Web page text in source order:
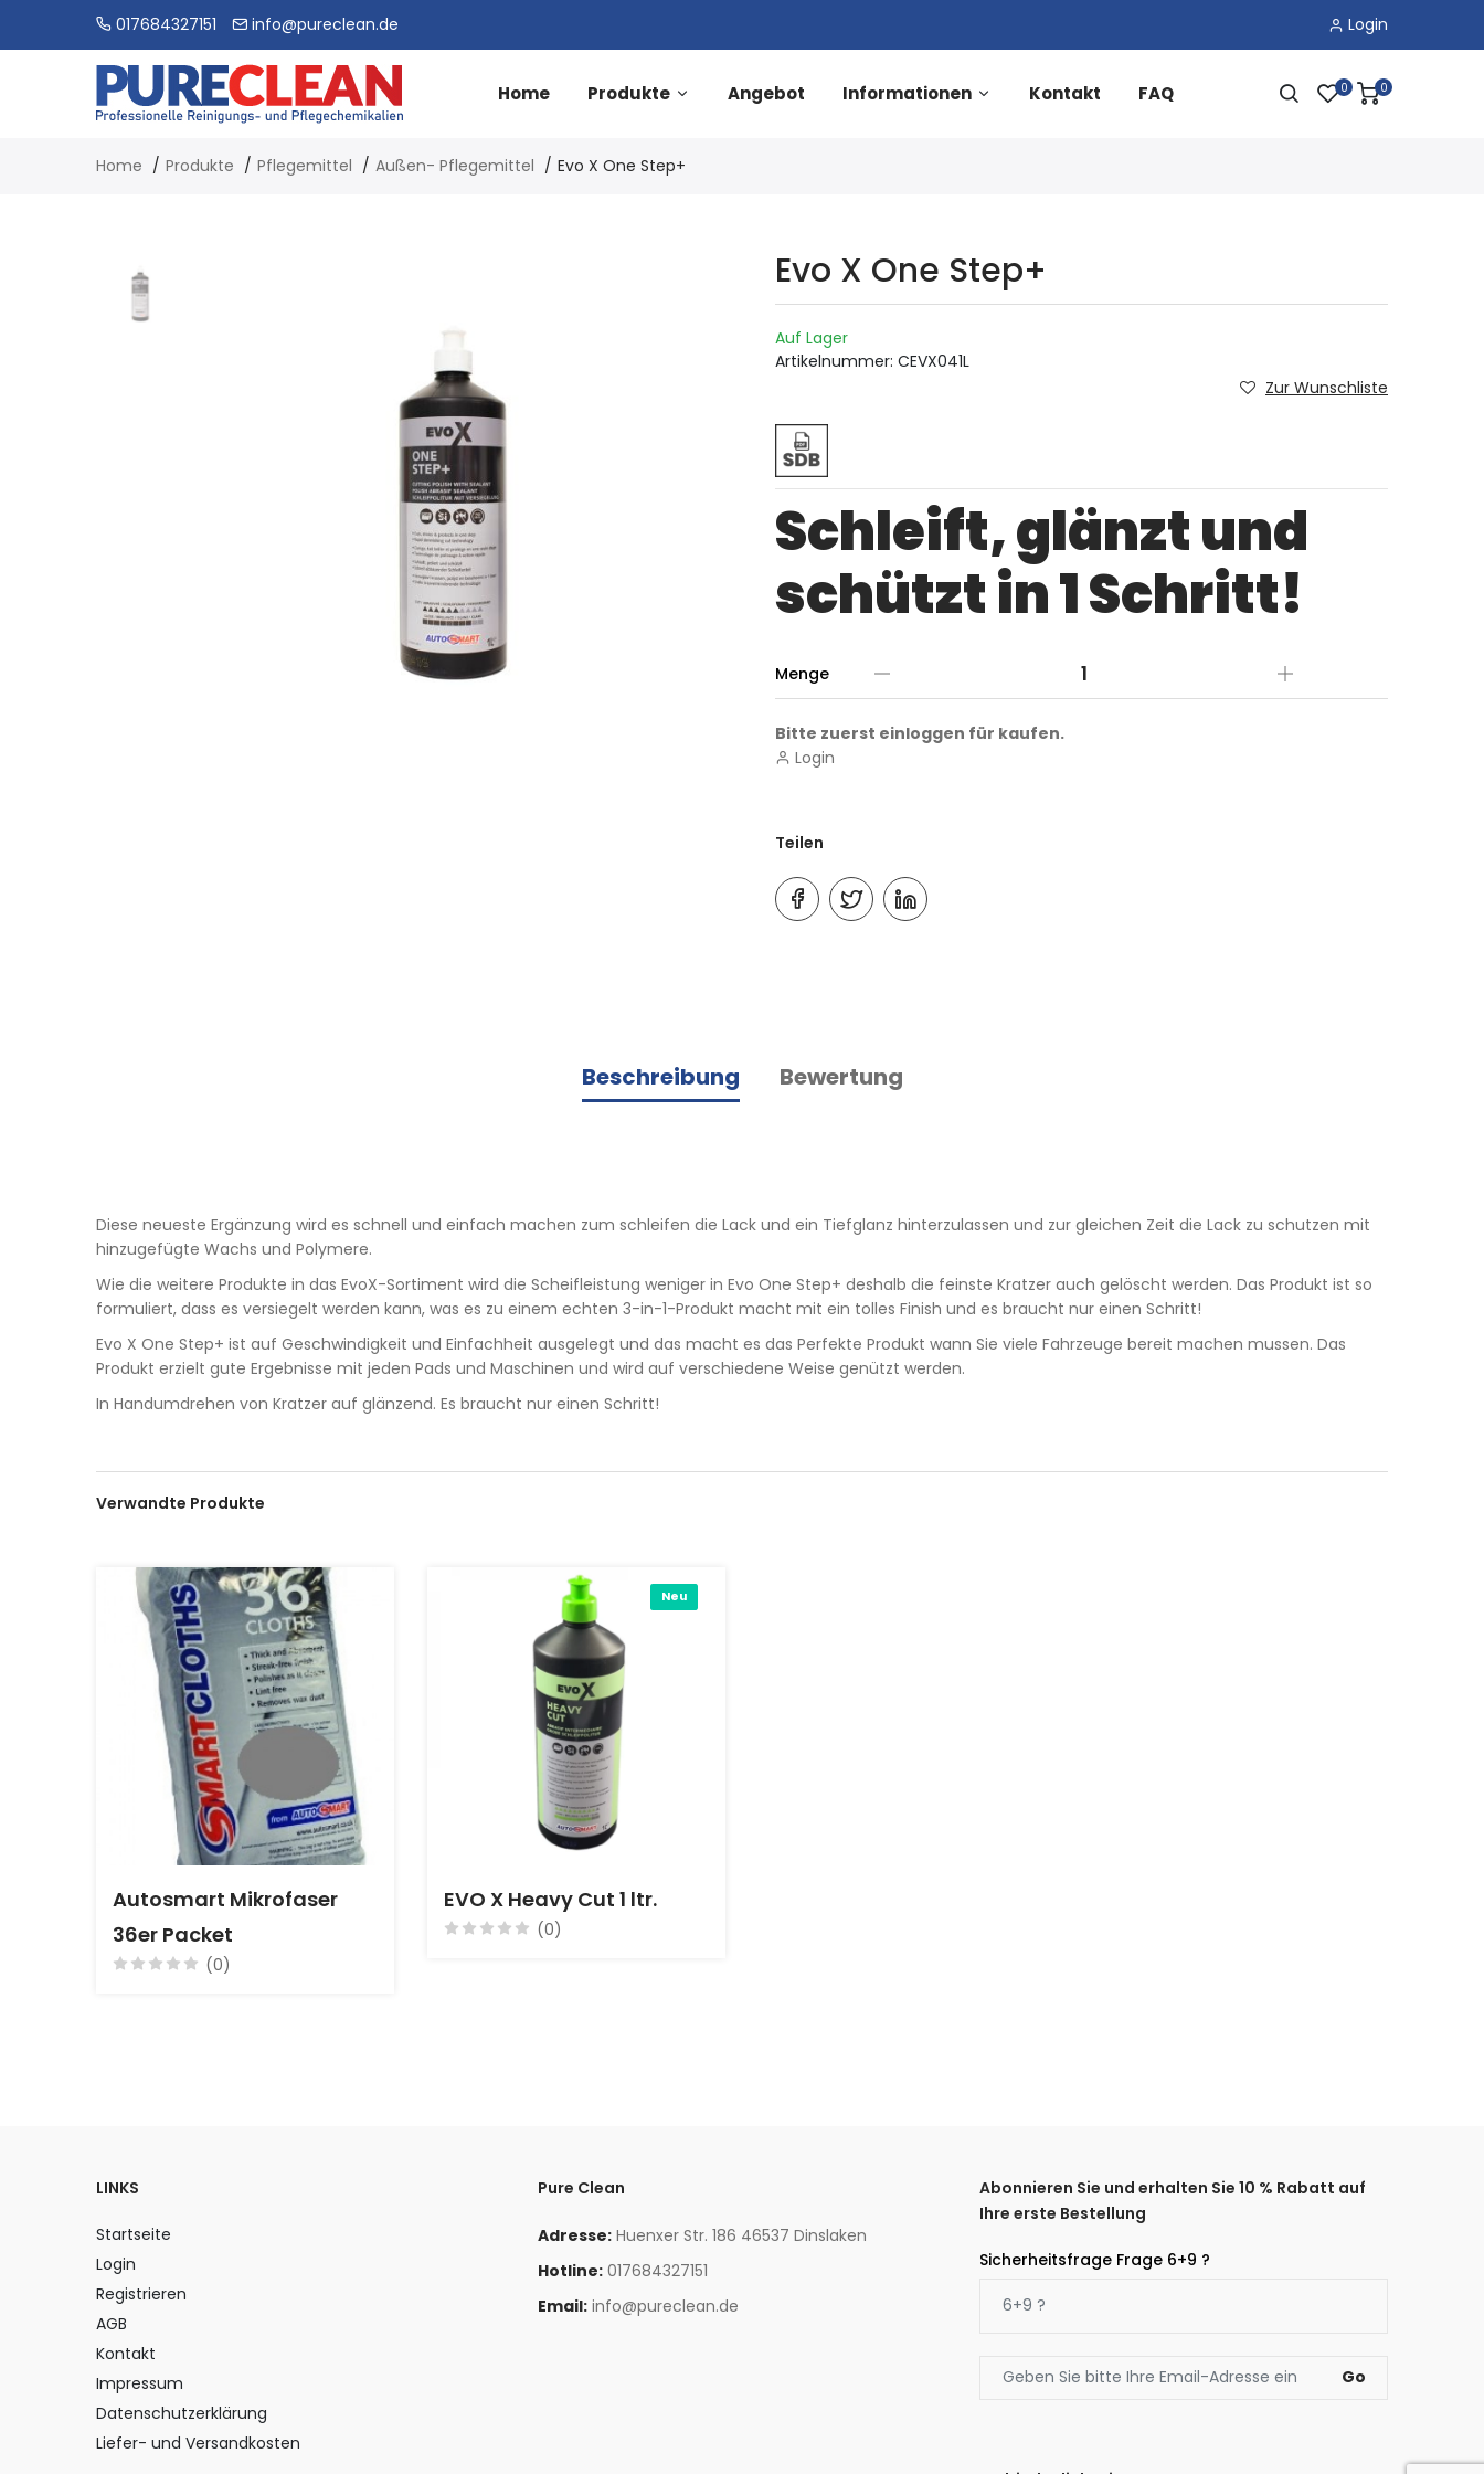
017684327151 info@pureclean.de Login
Home Produkte Angebot Informationen Kontakt FAQ 0 0
Home Produkte Pflegemittel Außen- Pflegemittel Evo X One Step+
Evo X One Step+
Auf Lager
Artikelnummer: CEVX041L
Zur Wunschliste
Schleift, glänzt und
schützt in 1 Schritt!
Menge
Bitte zuerst einloggen für kaufen.
Login
Teilen
Beschreibung Bewertung
Diese neueste Ergänzung wird es schnell und einfach machen zum schleifen die Lack und ein Tiefglanz hinterzulassen und zur gleichen Zeit die Lack zu schutzen mit
hinzugefügte Wachs und Polymere.
Wie die weitere Produkte in das EvoX-Sortiment wird die Scheifleistung weniger in Evo One Step+ deshalb die feinste Kratzer auch gelöscht werden. Das Produkt ist so
formuliert, dass es versiegelt werden kann, was es zu einem echten 3-in-1-Produkt macht mit ein tolles Finish und es braucht nur einen Schritt!
Evo X One Step+ ist auf Geschwindigkeit und Einfachheit ausgelegt und das macht es das Perfekte Produkt wann Sie viele Fahrzeuge bereit machen mussen. Das
Produkt erzielt gute Ergebnisse mit jeden Pads und Maschinen und wird auf verschiedene Weise genützt werden.
In Handumdrehen von Kratzer auf glänzend. Es braucht nur einen Schritt!
Verwandte Produkte
Autosmart Mikrofaser
36er Packet
(0)
Neu
EVO X Heavy Cut 1 ltr.
(0)
LINKS
Startseite
Login
Registrieren
AGB
Kontakt
Impressum
Datenschutzerklärung
Liefer- und Versandkosten
Pure Clean
Adresse: Huenxer Str. 186 46537 Dinslaken
Hotline: 017684327151
Email: info@pureclean.de
Abonnieren Sie und erhalten Sie 10 % Rabatt auf
Ihre erste Bestellung
Sicherheitsfrage Frage 6+9 ?
Go